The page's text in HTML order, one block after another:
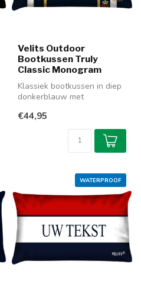
Velits Outdoor
Bootkussen Truly
Classic Monogram
Klassiek bootkussen in diep
donkerblauw met
Prachtig te c...
€44,95
WATERPROOF